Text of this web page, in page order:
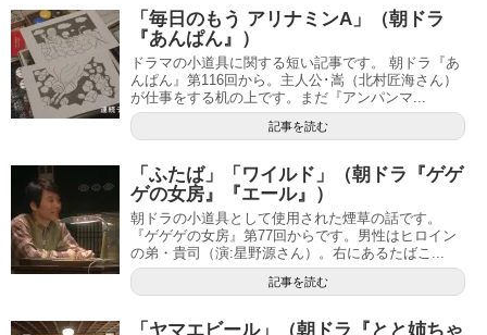
「毎日のもう アリナミンA」（朝ドラ
『あんぱん』）
ドラマの小道具に関する短い記事です。 朝ドラ『あ
んぱん』第116回から。主人公･嵩（北村匠海さん）
が仕事をする机の上です。まだ『アンパンマ...
記事を読む
「ふたば」「ワイルド」（朝ドラ『ゲゲ
ゲの女房』『エール』）
朝ドラの小道具として使用された煙草の話です。
『ゲゲゲの女房』第77回からです。男性はヒロイン
の弟・貴司（演:星野源さん）。右にあるたばこ...
記事を読む
「ヤマエビール」（朝ドラ『とと姉ちゃ